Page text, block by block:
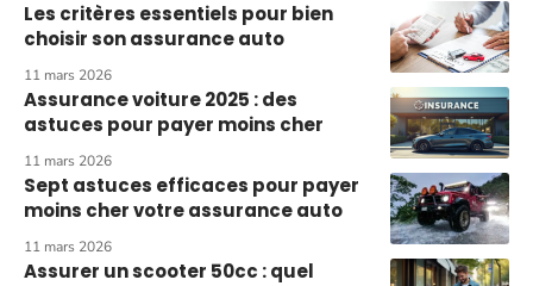
Les critères essentiels pour bien
choisir son assurance auto
11 mars 2026
Assurance voiture 2025 : des
astuces pour payer moins cher
11 mars 2026
Sept astuces efficaces pour payer
moins cher votre assurance auto
11 mars 2026
Assurer un scooter 50cc : quel